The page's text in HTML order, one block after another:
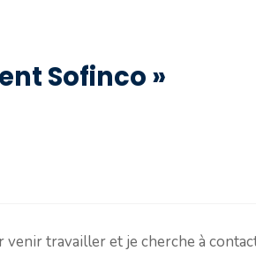
Sofinco »
travailler et je cherche à